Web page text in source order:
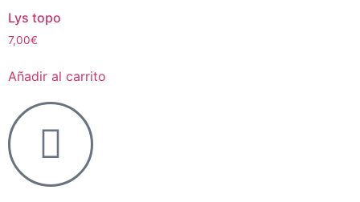
Lys topo
7,00€
Añadir al carrito